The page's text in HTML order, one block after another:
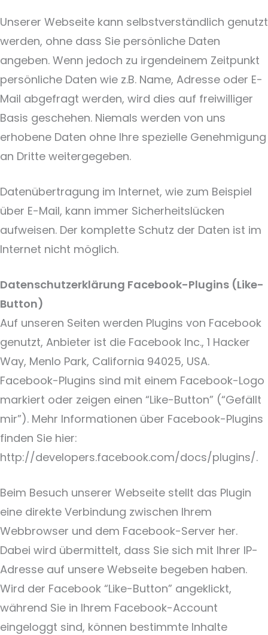
Unserer Webseite kann selbstverständlich genutzt
werden, ohne dass Sie persönliche Daten
angeben. Wenn jedoch zu irgendeinem Zeitpunkt
persönliche Daten wie z.B. Name, Adresse oder E-
Mail abgefragt werden, wird dies auf freiwilliger
Basis geschehen. Niemals werden von uns
erhobene Daten ohne Ihre spezielle Genehmigung
an Dritte weitergegeben.
Datenübertragung im Internet, wie zum Beispiel
über E-Mail, kann immer Sicherheitslücken
aufweisen. Der komplette Schutz der Daten ist im
Internet nicht möglich.
Datenschutzerklärung Facebook-Plugins (Like-
Button)
Auf unseren Seiten werden Plugins von Facebook
genutzt, Anbieter ist die Facebook Inc., 1 Hacker
Way, Menlo Park, California 94025, USA.
Facebook-Plugins sind mit einem Facebook-Logo
markiert oder zeigen einen “Like-Button” (“Gefällt
mir”). Mehr Informationen über Facebook-Plugins
finden Sie hier:
http://developers.facebook.com/docs/plugins/.
Beim Besuch unserer Webseite stellt das Plugin
eine direkte Verbindung zwischen Ihrem
Webbrowser und dem Facebook-Server her.
Dabei wird übermittelt, dass Sie sich mit Ihrer IP-
Adresse auf unsere Webseite begeben haben.
Wird der Facebook “Like-Button” angeklickt,
während Sie in Ihrem Facebook-Account
eingeloggt sind, können bestimmte Inhalte